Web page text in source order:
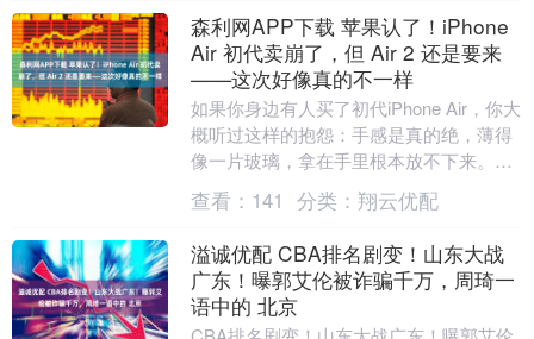
森利网APP下载 苹果认了！iPhone
Air 初代卖崩了，但 Air 2 还是要来
——这次好像真的不一样
如果你身边有人买了初代iPhone Air，你大
概听过这样的抱怨：手感是真的绝，薄得
像一片玻璃，拿在手里根本放不下来。但
用了两周之后，相机不够用、续航不够
撑、发....
查看： 141 分类： 翔云优配
溢诚优配 CBA排名剧变！山东大战
广东！曝郭艾伦被诈骗千万，周琦一
语中的 北京